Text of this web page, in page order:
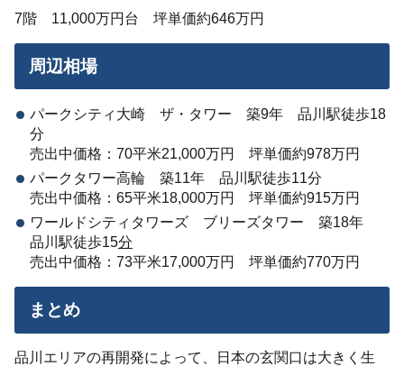
7階 11,000万円台 坪単価約646万円
周辺相場
パークシティ大崎 ザ・タワー 築9年 品川駅徒歩18
分
売出中価格：70平米21,000万円 坪単価約978万円
パークタワー高輪 築11年 品川駅徒歩11分
売出中価格：65平米18,000万円 坪単価約915万円
ワールドシティタワーズ ブリーズタワー 築18年
品川駅徒歩15分
売出中価格：73平米17,000万円 坪単価約770万円
まとめ
品川エリアの再開発によって、日本の玄関口は大きく生